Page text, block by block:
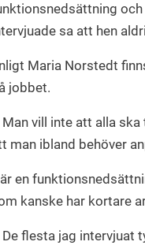
sa att hen
Maria Norstedt
jobbet.
vill inte att alla
man ibland behöver
en
kanske har kortare
flesta jag intervjuat